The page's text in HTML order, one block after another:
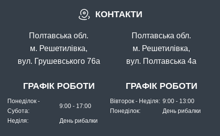
35 грн
Застібка американка з Вертлюгом FANATIK №9, тест 08кg
КОНТАКТИ
Полтавська обл.
м. Решетилівка,
вул. Грушевського 76а
ГРАФІК РОБОТИ
Понеділок -
Субота:
9:00 - 17:00
Неділя: День рибалки
Полтавська обл.
м. Решетилівка,
вул. Полтавська 4а
ГРАФІК РОБОТИ
Вівторок - Неділя: 9:00 - 13:00
Понеділок:
День рибалки